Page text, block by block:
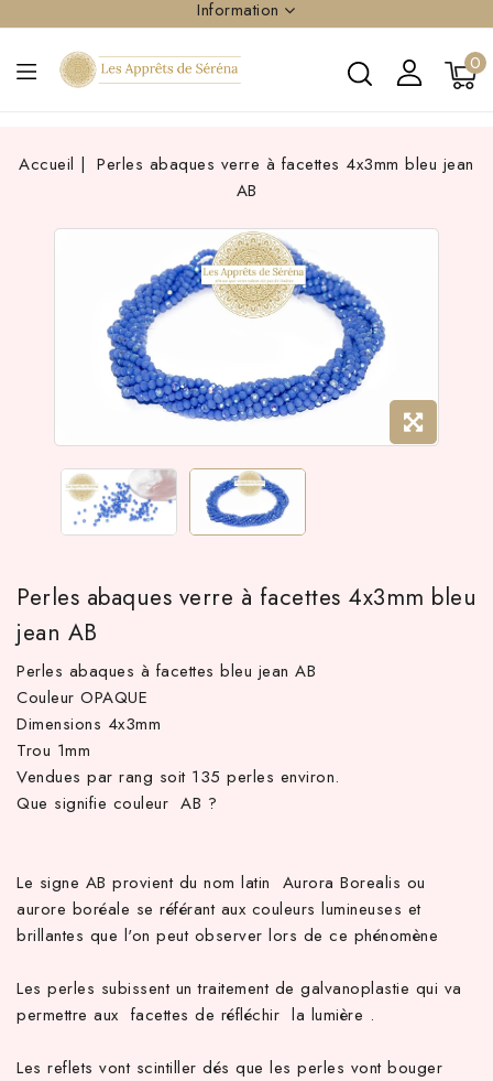
Information
0
d'achat hors frais de port en France métropolitaine ! À
Accueil
Perles abaques verre à facettes 4x3mm bleu jean
AB
Perles abaques verre à facettes 4x3mm bleu
jean AB
Perles abaques à facettes bleu jean AB
Couleur OPAQUE
Dimensions 4x3mm
Trou 1mm
Vendues par rang soit 135 perles environ.
Que signifie couleur AB ?
Le signe AB provient du nom latin Aurora Borealis ou
aurore boréale se référant aux couleurs lumineuses et
brillantes que l'on peut observer lors de ce phénomène
Les perles subissent un traitement de galvanoplastie qui va
permettre aux facettes de réfléchir la lumière .
Les reflets vont scintiller dés que les perles vont bouger